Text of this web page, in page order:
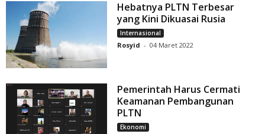
Hebatnya PLTN Terbesar
yang Kini Dikuasai Rusia
Internasional
Rosyid - 04 Maret 2022
Pemerintah Harus Cermati
Keamanan Pembangunan
PLTN
Ekonomi